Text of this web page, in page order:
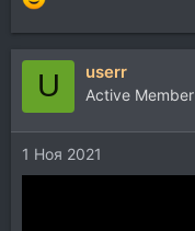
U userr
Active Member
1 Ноя 2021